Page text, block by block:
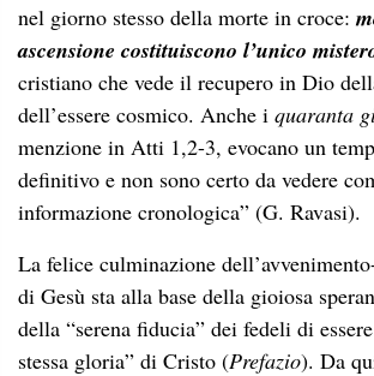
nel giorno stesso della morte in croce:
ascensione costituiscono l’unico
cristiano che vede il recupero in Dio
dell’essere cosmico. Anche i quaranta
menzione in Atti 1,2-3, evocano un
definitivo e non sono certo da vedere
informazione cronologica” (G. Ravasi).
La felice culminazione
di Gesù sta alla base della gioiosa
della “serena fiducia” dei fedeli di
stessa gloria” di Cristo (Prefazio). Da